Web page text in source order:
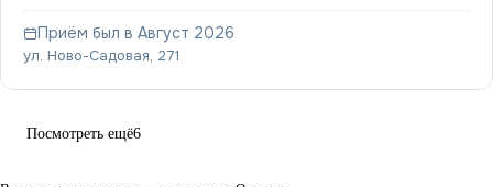
Приём был в Август 2026
ул. Ново-Садовая, 271
Посмотреть ещё6